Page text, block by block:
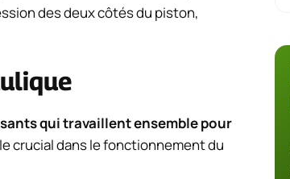
des deux côtés du piston,
qui travaillent ensemble pour
crucial dans le fonctionnement du